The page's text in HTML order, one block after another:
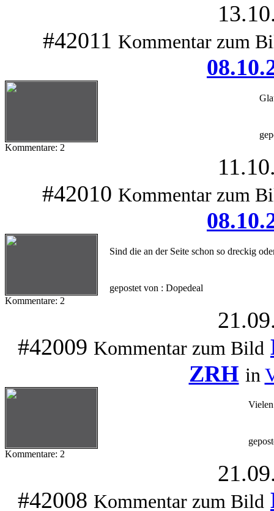
#42011 Kommentar zum
Kommentare: 2
#42010 Kommentar zum
Kommentare: 2
Sind die an der Seite schon so dreckig
gepostet von : Dopedeal
#42009 Kommentar zum Bild
ZRH in
Kommentare: 2
#42008 Kommentar zum Bild